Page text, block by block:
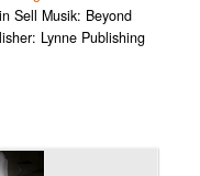
Sell Musik: Beyond
Lynne Publishing